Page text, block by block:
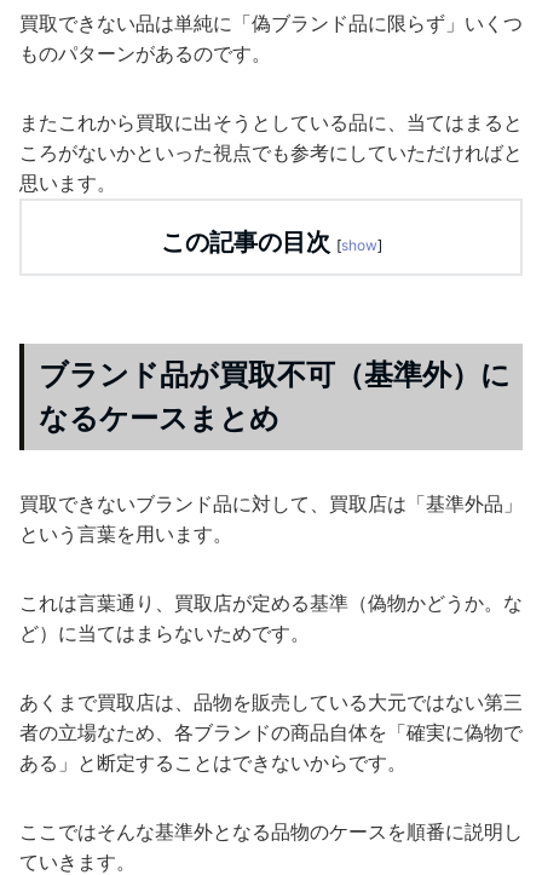
買取できない品は単純に「偽ブランド品に限らず」いくつ
ものパターンがあるのです。
またこれから買取に出そうとしている品に、当てはまると
ころがないかといった視点でも参考にしていただければと
思います。
この記事の目次 [show]
ブランド品が買取不可（基準外）に
なるケースまとめ
買取できないブランド品に対して、買取店は「基準外品」
という言葉を用います。
これは言葉通り、買取店が定める基準（偽物かどうか。な
ど）に当てはまらないためです。
あくまで買取店は、品物を販売している大元ではない第三
者の立場なため、各ブランドの商品自体を「確実に偽物で
ある」と断定することはできないからです。
ここではそんな基準外となる品物のケースを順番に説明し
ていきます。